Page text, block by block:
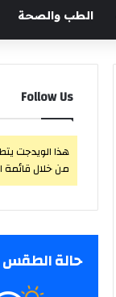
الطب والصحة
Follow Us
هذا الويدجت
من خلال قائمة
حالة الطقس